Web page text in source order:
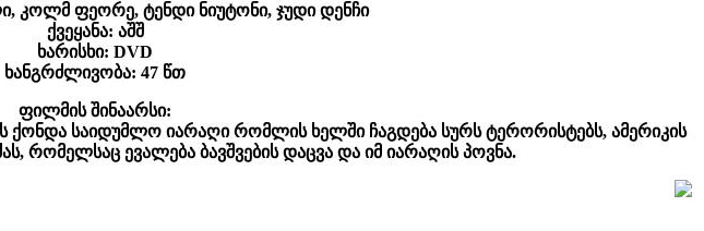
კოლმ ფეორე, ტენდი ნიუტონი, ჯუდი დენჩი
ქვეყანა: აშშ
ხარისხი: DVD
ხანგრძლივობა: 47 წთ
ფილმის შინაარსი:
საიდუმლო იარაღი რომლის ხელში ჩაგდება სურს ტერორისტებს, ამერიკის
რომელსაც ევალება ბავშვების დაცვა და იმ იარაღის პოვნა.